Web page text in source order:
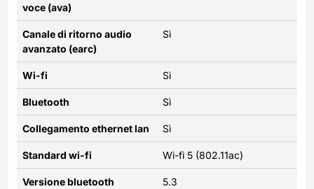
voce (ava)
Canale di ritorno audio
avanzato (earc)
Sì
Wi-fi Sì
Bluetooth Sì
Collegamento ethernet lan Sì
Standard wi-fi Wi-fi 5 (802.11ac)
Versione bluetooth 5.3